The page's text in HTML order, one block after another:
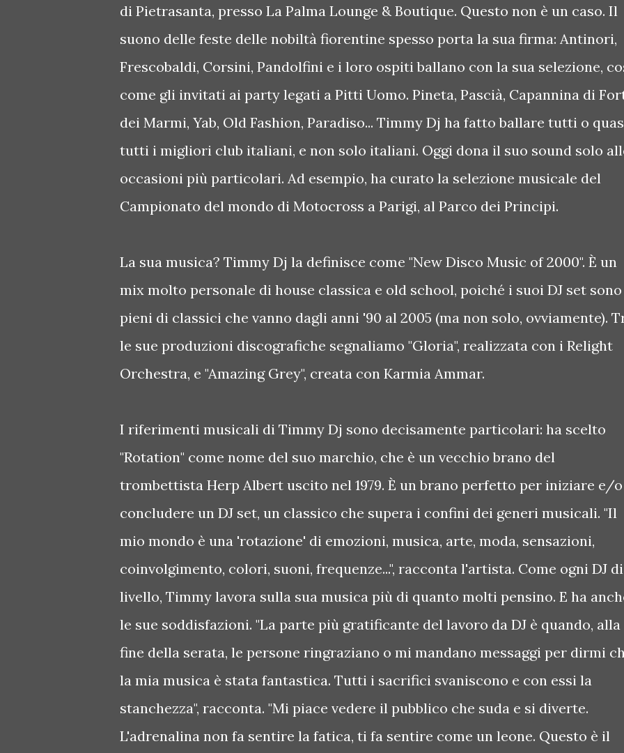
di Pietrasanta, presso La Palma Lounge & Boutique. Questo non è un caso. Il
suono delle feste delle nobiltà fiorentine spesso porta la sua firma: Antinori,
Frescobaldi, Corsini, Pandolfini e i loro ospiti ballano con la sua selezione,
come gli invitati ai party legati a Pitti Uomo. Pineta, Pascià, Capannina di
dei Marmi, Yab, Old Fashion, Paradiso... Timmy Dj ha fatto ballare tutti o
tutti i migliori club italiani, e non solo italiani. Oggi dona il suo sound solo
occasioni più particolari. Ad esempio, ha curato la selezione musicale del
Campionato del mondo di Motocross a Parigi, al Parco dei Principi.
La sua musica? Timmy Dj la definisce come "New Disco Music of 2000". È un
mix molto personale di house classica e old school, poiché i suoi DJ set sono
pieni di classici che vanno dagli anni '90 al 2005 (ma non solo, ovviamente).
le sue produzioni discografiche segnaliamo "Gloria", realizzata con i Relight
Orchestra, e "Amazing Grey", creata con Karmia Ammar.
I riferimenti musicali di Timmy Dj sono decisamente particolari: ha scelto
"Rotation" come nome del suo marchio, che è un vecchio brano del
trombettista Herp Albert uscito nel 1979. È un brano perfetto per iniziare e/o
concludere un DJ set, un classico che supera i confini dei generi musicali. "Il
mio mondo è una 'rotazione' di emozioni, musica, arte, moda, sensazioni,
coinvolgimento, colori, suoni, frequenze...", racconta l'artista. Come ogni DJ di
livello, Timmy lavora sulla sua musica più di quanto molti pensino. E ha
le sue soddisfazioni. "La parte più gratificante del lavoro da DJ è quando, alla
fine della serata, le persone ringraziano o mi mandano messaggi per dirmi
la mia musica è stata fantastica. Tutti i sacrifici svaniscono e con essi la
stanchezza", racconta. "Mi piace vedere il pubblico che suda e si diverte.
L'adrenalina non fa sentire la fatica, ti fa sentire come un leone. Questo è il